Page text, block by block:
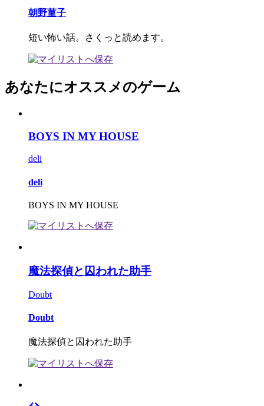
朝野菫子
短い怖い話。さくっと読めます。
あなたにオススメのゲーム
BOYS IN MY HOUSE
deli
deli
BOYS IN MY HOUSE
魔法探偵と囚われた助手
Doubt
Doubt
魔法探偵と囚われた助手